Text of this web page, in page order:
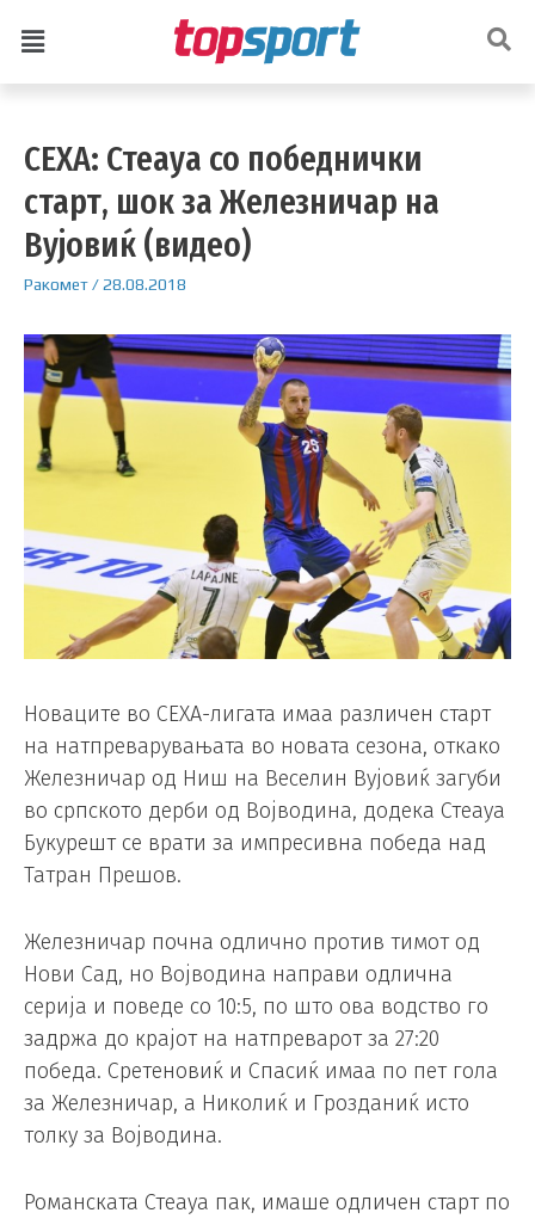
СЕХА: Стеауа со победнички
старт, шок за Железничар на
Вујовиќ (видео)
Ракомет/28.08.2018
Новаците во СЕХА-лигата имаа различен старт
на натпреварувањата во новата сезона, откако
Железничар од Ниш на Веселин Вујовиќ загуби
во српското дерби од Војводина, додека Стеауа
Букурешт се врати за импресивна победа над
Татран Прешов.
Железничар почна одлично против тимот од
Нови Сад, но Војводина направи одлична
серија и поведе со 10:5, по што ова водство го
задржа до крајот на натпреварот за 27:20
победа. Сретеновиќ и Спасиќ имаа по пет гола
за Железничар, а Николиќ и Грозданиќ исто
толку за Војводина.
Романската Стеауа пак, имаше одличен старт по